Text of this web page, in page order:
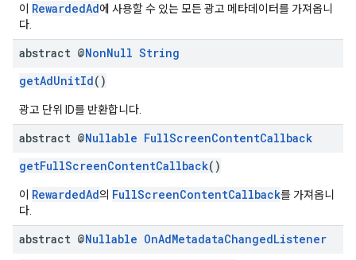
이 RewardedAd에 사용할 수 있는 모든 광고 메타데이터를 가져옵니
다.
abstract @NonNull String
getAdUnitId()
광고 단위 ID를 반환합니다.
abstract @Nullable FullScreenContentCallback
getFullScreenContentCallback()
이 RewardedAd의 FullScreenContentCallback를 가져옵니
다.
abstract @Nullable OnAdMetadataChangedListener